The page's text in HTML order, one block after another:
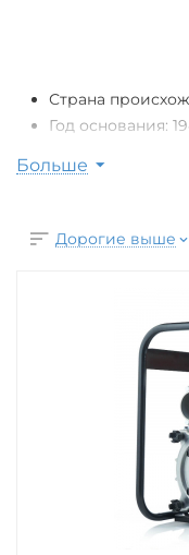
Страна
Год основания:
В 1948 году
Киото, Япония.
Бурное развитие
несколькими
современным
предприятие с
наград, которые
стремлениям его
оборудование в
лучшей в Японии по
Для
надёжные
Больше
Дорогие выше